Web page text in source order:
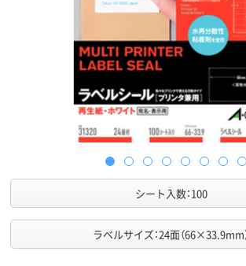
シート入数：100
ラベルサイズ：24面（66×33.9mm